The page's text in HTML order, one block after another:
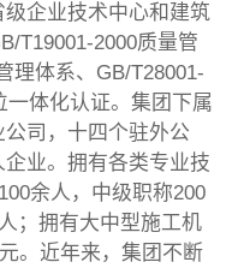
企业技术中心和建筑
T19001-2000质量管
理体系、GB/T28001-
一体化认证。集团下属
司，十四个驻外公
业。拥有各类专业技
余人，中级职称200
；拥有大中型施工机
。近年来，集团不断